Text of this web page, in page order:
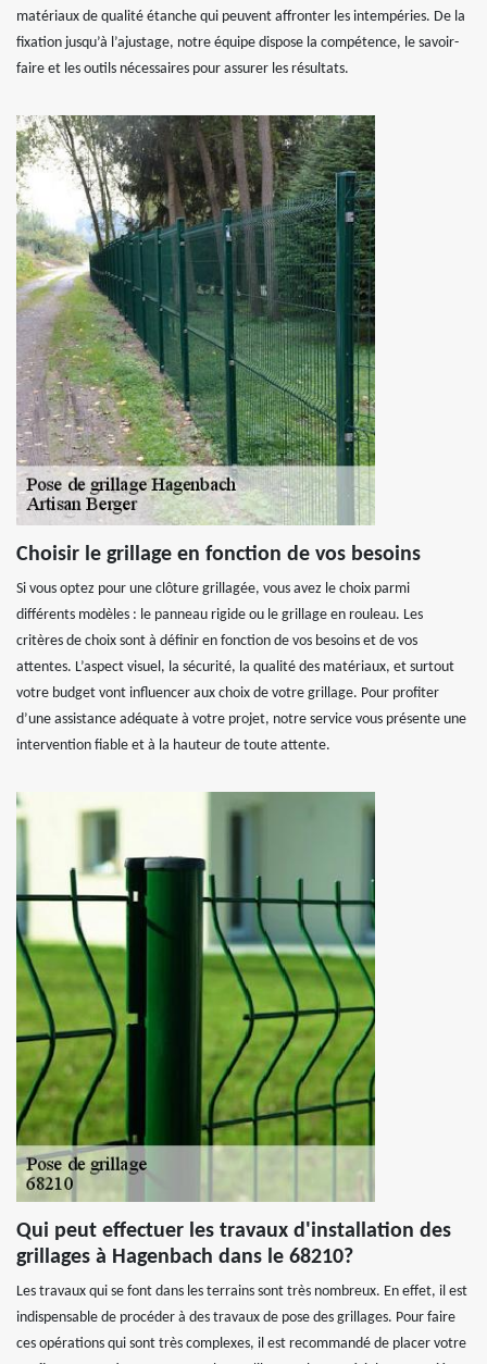
matériaux de qualité étanche qui peuvent affronter les intempéries. De la
fixation jusqu’à l’ajustage, notre équipe dispose la compétence, le savoir-
faire et les outils nécessaires pour assurer les résultats.
Choisir le grillage en fonction de vos besoins
Si vous optez pour une clôture grillagée, vous avez le choix parmi
différents modèles : le panneau rigide ou le grillage en rouleau. Les
critères de choix sont à définir en fonction de vos besoins et de vos
attentes. L’aspect visuel, la sécurité, la qualité des matériaux, et surtout
votre budget vont influencer aux choix de votre grillage. Pour profiter
d’une assistance adéquate à votre projet, notre service vous présente une
intervention fiable et à la hauteur de toute attente.
Qui peut effectuer les travaux d'installation des
grillages à Hagenbach dans le 68210?
Les travaux qui se font dans les terrains sont très nombreux. En effet, il est
indispensable de procéder à des travaux de pose des grillages. Pour faire
ces opérations qui sont très complexes, il est recommandé de placer votre